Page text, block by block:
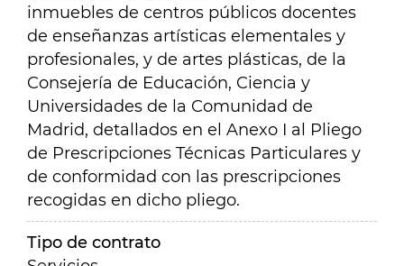
inmuebles de centros públicos docentes
de enseñanzas artísticas elementales y
profesionales, y de artes plásticas, de la
Consejería de Educación, Ciencia y
Universidades de la Comunidad de
Madrid, detallados en el Anexo I al Pliego
de Prescripciones Técnicas Particulares y
de conformidad con las prescripciones
recogidas en dicho pliego.
Tipo de contrato